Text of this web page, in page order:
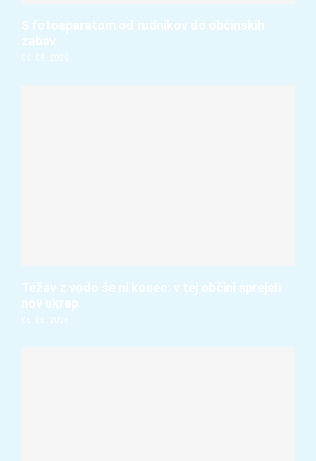
S fotoaparatom od rudnikov do občinskih
zabav
06. 08. 2026
Težav z vodo še ni konec: v tej občini sprejeli
nov ukrep
06. 08. 2026